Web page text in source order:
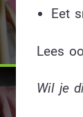
Eet
Lees
Wil je